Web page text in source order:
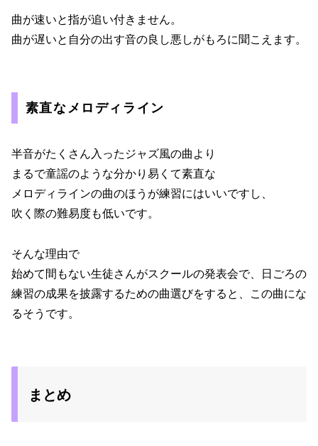
曲が速いと指が追い付きません。
曲が遅いと自分の出す音の良し悪しがもろに聞こえます。
素直なメロディライン
半音がたくさん入ったジャズ風の曲より
まるで童謡のような分かり易くて素直な
メロディラインの曲のほうが練習にはいいですし、
吹く際の難易度も低いです。
そんな理由で
始めて間もない生徒さんがスクールの発表会で、日ごろの
練習の成果を披露するための曲選びをすると、この曲にな
るそうです。
まとめ